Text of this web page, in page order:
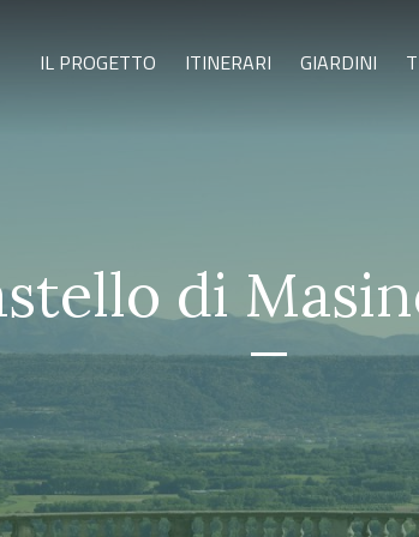
IL PROGETTO ITINERARI GIARDINI
di